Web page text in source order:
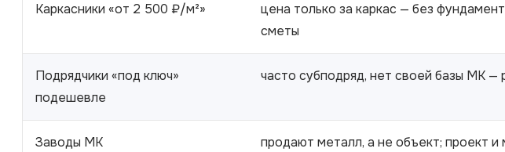
Каркасники «от 2 500 ₽/м²»
цена только за каркас — без
сметы
Подрядчики «под ключ»
подешевле
часто субподряд, нет своей базы МК —
Заводы МК продают металл, а не объект; проект